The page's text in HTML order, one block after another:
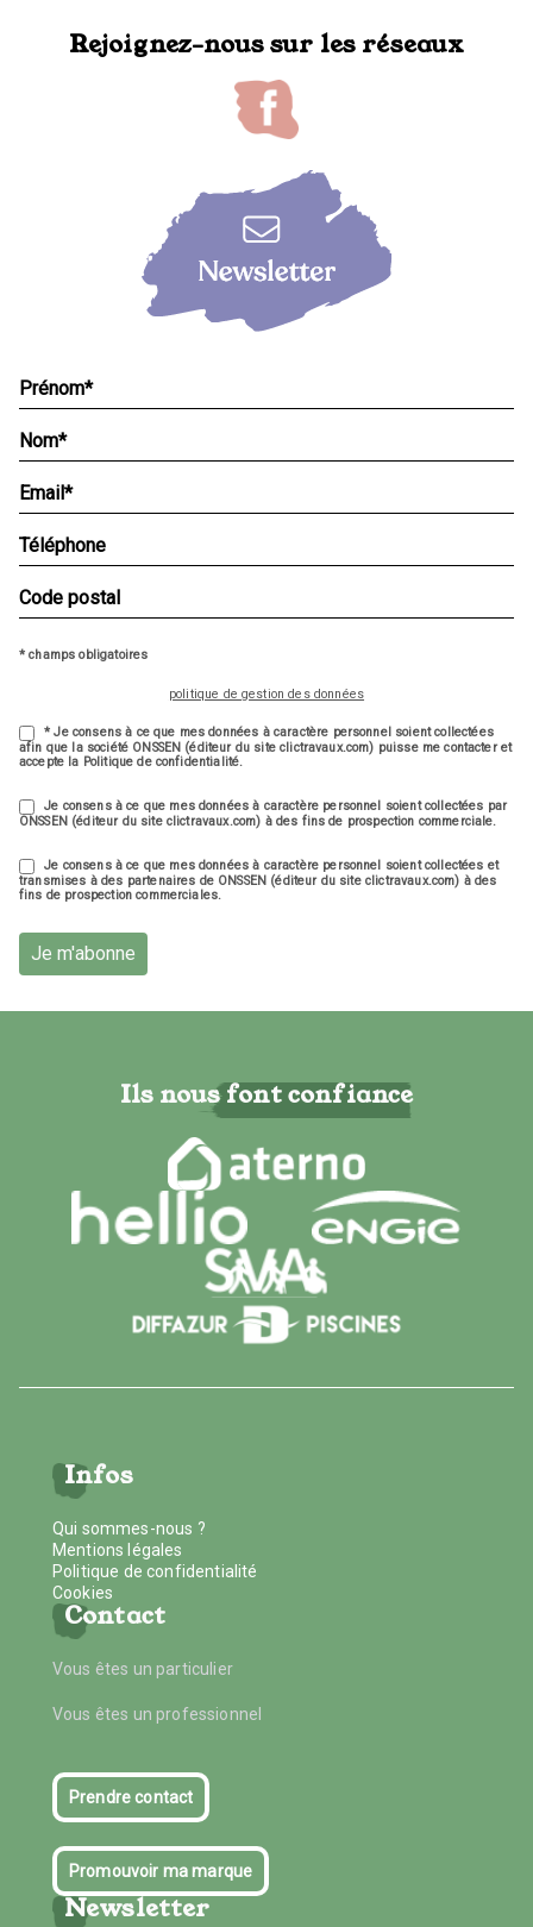
Rejoignez-nous sur les réseaux
* champs obligatoires
politique de gestion des données
* Je consens à ce que mes données à caractère personnel soient collectées
afin que la société ONSSEN (éditeur du site clictravaux.com) puisse me contacter et
accepte la Politique de confidentialité.
Je consens à ce que mes données à caractère personnel soient collectées par
ONSSEN (éditeur du site clictravaux.com) à des fins de prospection commerciale.
Je consens à ce que mes données à caractère personnel soient collectées et
transmises à des partenaires de ONSSEN (éditeur du site clictravaux.com) à des
fins de prospection commerciales.
Je m'abonne
Ils nous font confiance
Infos
Qui sommes-nous ?
Mentions légales
Politique de confidentialité
Cookies
Contact
Vous êtes un particulier
Vous êtes un professionnel
Prendre contact
Promouvoir ma marque
Newsletter